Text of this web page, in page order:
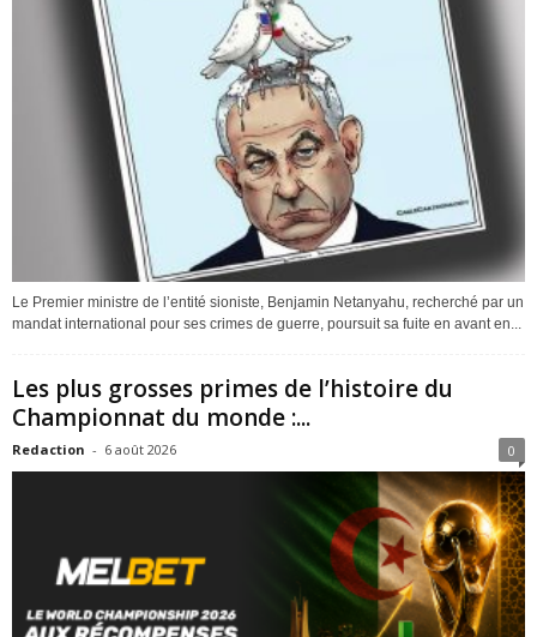
Le Premier ministre de l’entité sioniste, Benjamin Netanyahu, recherché par un
mandat international pour ses crimes de guerre, poursuit sa fuite en avant en...
Les plus grosses primes de l’histoire du
Championnat du monde :...
Redaction - 6 août 2026 0